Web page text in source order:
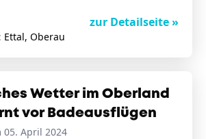
zur Detailseite »
Ettal, Oberau
Wetter im Oberland
vor Badeausflügen
April 2024